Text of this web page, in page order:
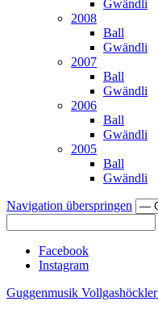
Gwändli
2008
Ball
Gwändli
2007
Ball
Gwändli
2006
Ball
Gwändli
2005
Ball
Gwändli
Navigation überspringen
Facebook
Instagram
Guggenmusik